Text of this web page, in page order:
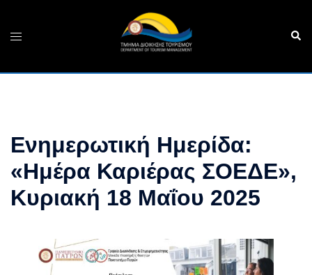
content
Toggle
Ενημερωτική Ημερίδα:
«Ημέρα Καριέρας ΣΟΕΔΕ»,
Κυριακή 18 Μαΐου 2025